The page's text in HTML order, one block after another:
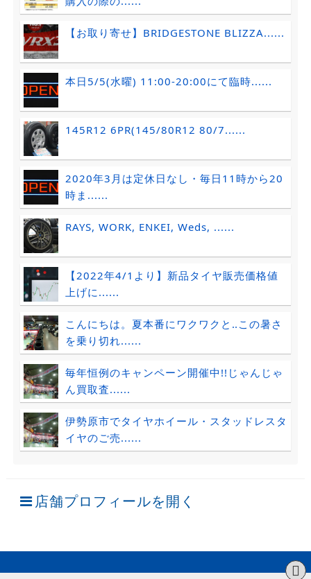
【お取り寄せ】BRIDGESTONE BLIZZA......
本日5/5(水曜) 11:00-20:00にて臨時......
145R12 6PR(145/80R12 80/7......
2020年3月は定休日なし・毎日11時から20
時ま......
RAYS, WORK, ENKEI, Weds, ......
【2022年4/1より】新品タイヤ販売価格値
上げに......
こんにちは。夏本番にワクワクと‥この暑さ
を乗り切れ......
毎年恒例のキャンペーン開催中!!じゃんじゃ
ん買取査......
伊勢原市でタイヤホイール・スタッドレスタ
イヤのご売......
店舗プロフィールを開く